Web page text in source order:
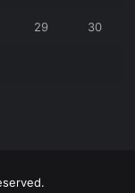
29 30